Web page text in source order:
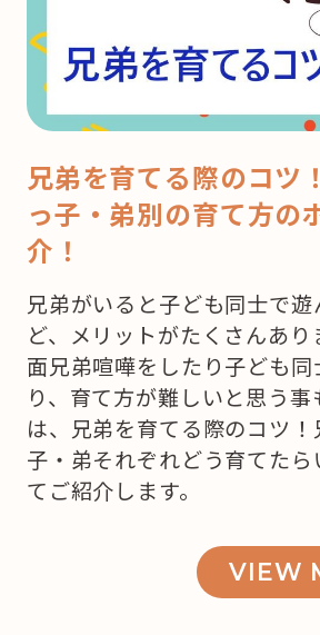
兄弟を育てる際のコツ
っ子・弟別の育て方の
介！
兄弟がいると子ども同士で
ど、メリットがたくさんあ
面兄弟喧嘩をしたり子ども
り、育て方が難しいと思う
は、兄弟を育てる際のコツ！
子・弟それぞれどう育てた
てご紹介します。
VIEW